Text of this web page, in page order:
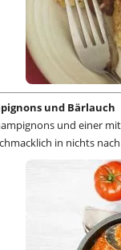
und Bärlauch
und einer
in nichts